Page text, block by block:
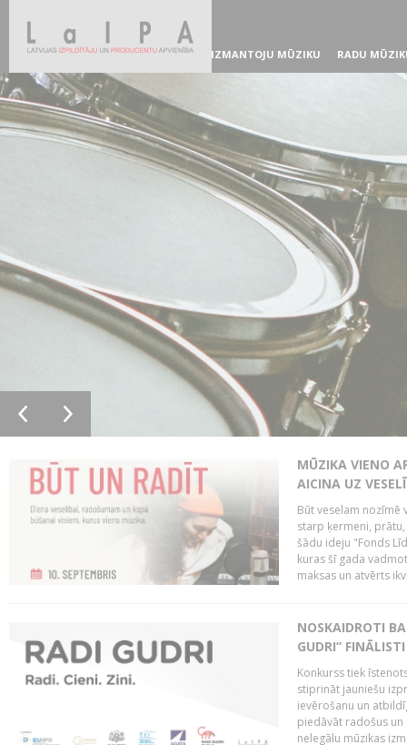
IZMANTOJU MŪZIKU RADU
MŪZIKA VIENO
AICINA UZ
Būt veselam nozīmē
starp ķermeni,
šādu ideju "Fonds
kuras šī gada
maksas un atvērts
NOSKAIDROTI
GUDRI” FINĀLISTI
Konkurss tiek
stiprināt jauniešu
ievērošanu un
piedāvāt radošus
nelegālu mūzikas